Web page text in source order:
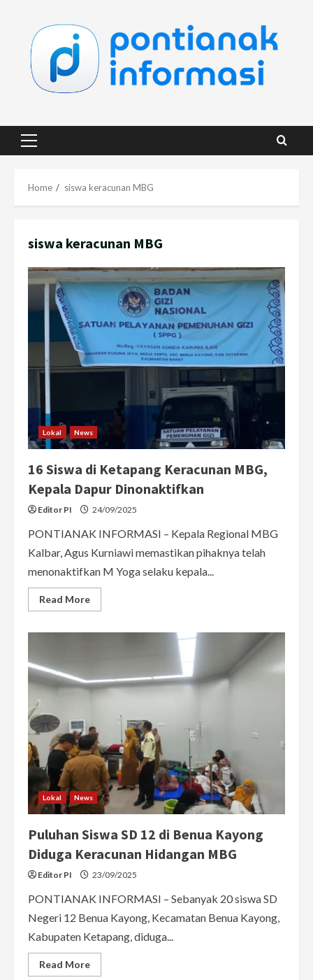
content
Primary
Home siswa keracunan MBG
siswa keracunan MBG
Lokal News
16 Siswa di Ketapang Keracunan MBG,
Kepala Dapur Dinonaktifkan
Editor PI 24/09/2025
PONTIANAK INFORMASI – Kepala Regional MBG
Kalbar, Agus Kurniawi memastikan pihaknya telah
menonaktifkan M Yoga selaku kepala...
Read MoreRead
more
MBG,
Kepala
Dapur
Lokal News
Puluhan Siswa SD 12 di Benua Kayong
Diduga Keracunan Hidangan MBG
Editor PI 23/09/2025
PONTIANAK INFORMASI – Sebanyak 20 siswa SD
Negeri 12 Benua Kayong, Kecamatan Benua Kayong,
Kabupaten Ketapang, diduga...
Read MoreRead
more